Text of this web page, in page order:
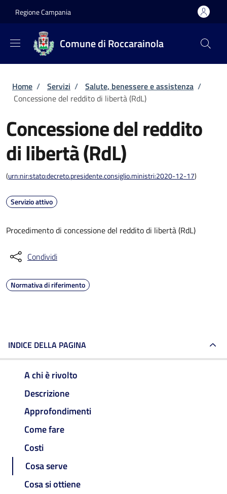
Regione Campania
Comune di Roccarainola
Briciole di pane
Home / Servizi / Salute, benessere e assistenza /
Concessione del reddito di libertà (RdL)
Concessione del reddito
di libertà (RdL)
(urn:nir:stato:decreto.presidente.consiglio.ministri:2020-12-17)
Servizio attivo
Procedimento di concessione del reddito di libertà (RdL)
Condividi
Normativa di riferimento
INDICE DELLA PAGINA
A chi è rivolto
Descrizione
Approfondimenti
Come fare
Costi
Cosa serve
Cosa si ottiene